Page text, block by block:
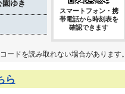
園ゆき
スマートフォン・携
帯電話から時刻表を
確認できます
ドを読み取れない場合があります。
ら